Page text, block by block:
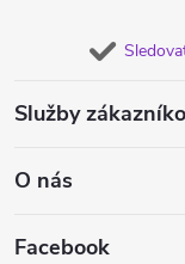
Služby
O nás
Facebook